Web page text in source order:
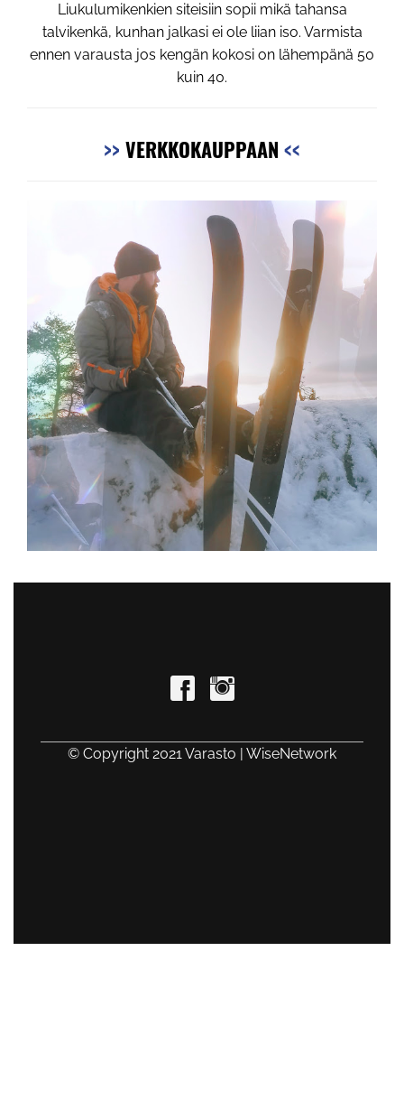
Liukulumikenkien siteisiin sopii mikä tahansa
talvikenkä, kunhan jalkasi ei ole liian iso. Varmista
ennen varausta jos kengän kokosi on lähempänä 50
kuin 40.
>> VERKKOKAUPPAAN <<
© Copyright 2021 Varasto | WiseNetwork